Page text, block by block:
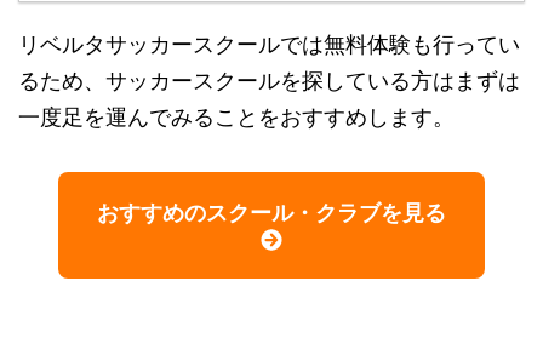
リベルタサッカースクールでは無料体験も行ってい
るため、サッカースクールを探している方はまずは
一度足を運んでみることをおすすめします。
おすすめのスクール・クラブを見る